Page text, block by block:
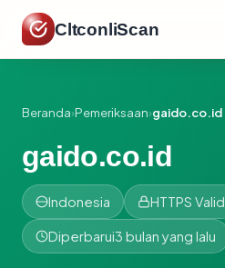
CltconliScan
Beranda›Pemeriksaan›gaido.co.id
gaido.co.id
Indonesia HTTPS Valid
Diperbarui3 bulan yang lalu